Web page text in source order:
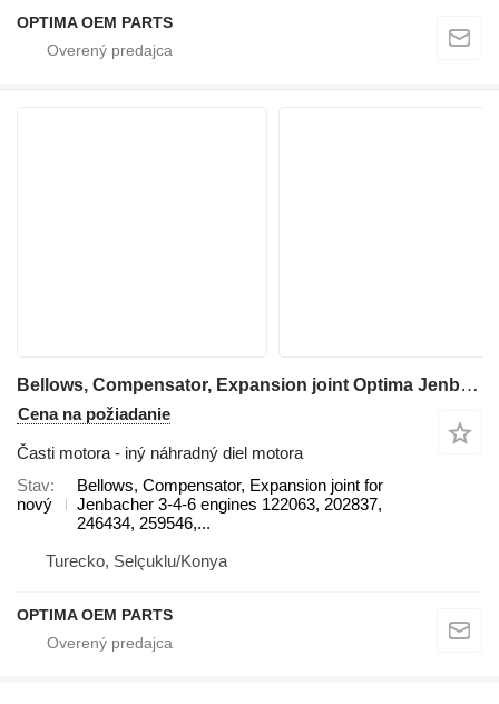
OPTIMA OEM PARTS
Bellows, Compensator, Expansion joint Optima Jenbacher, MWM Bellows na elektrického generátora
Cena na požiadanie
Časti motora - iný náhradný diel motora
Stav
nový
Bellows, Compensator, Expansion joint for
Jenbacher 3-4-6 engines 122063, 202837,
246434, 259546,...
Turecko, Selçuklu/Konya
OPTIMA OEM PARTS